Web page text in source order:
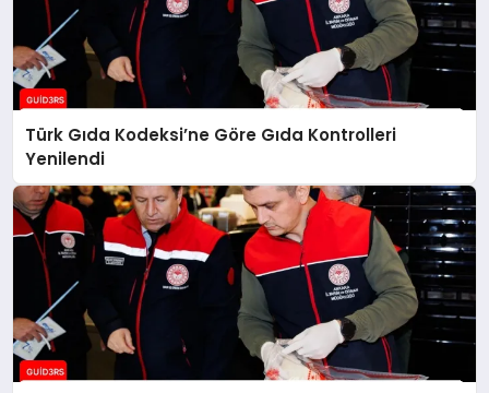
Türk Gıda Kodeksi’ne Göre Gıda Kontrolleri
Yenilendi